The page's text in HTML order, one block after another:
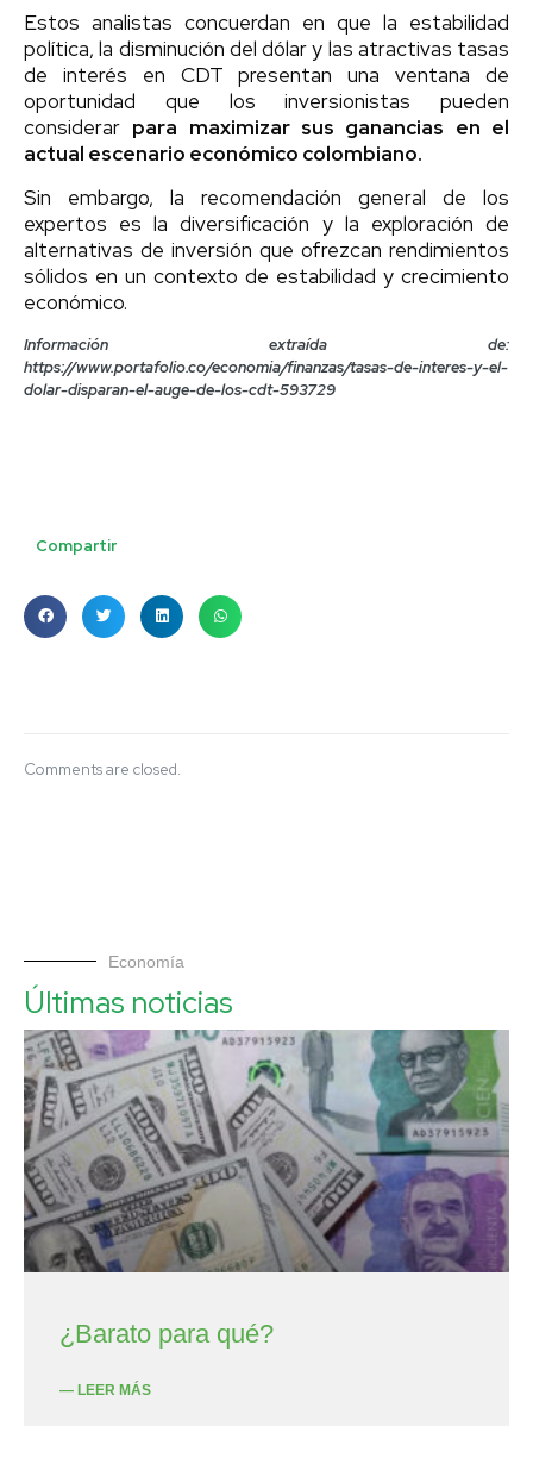
Estos analistas concuerdan en que la estabilidad
política, la disminución del dólar y las atractivas tasas
de interés en CDT presentan una ventana de
oportunidad que los inversionistas pueden
considerar para maximizar sus ganancias en el
actual escenario económico colombiano.
Sin embargo, la recomendación general de los
expertos es la diversificación y la exploración de
alternativas de inversión que ofrezcan rendimientos
sólidos en un contexto de estabilidad y crecimiento
económico.
Información extraída de:
https://www.portafolio.co/economia/finanzas/tasas-de-interes-y-el-
dolar-disparan-el-auge-de-los-cdt-593729
Compartir
Comments are closed.
Economía
Últimas noticias
¿Barato para qué?
— LEER MÁS